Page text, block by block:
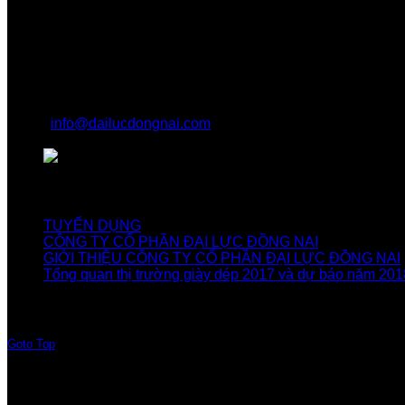
info@dailucdongnai.com
TUYỂN DỤNG
CÔNG TY CỔ PHẦN ĐẠI LỰC ĐỒNG NAI
GIỚI THIỆU CÔNG TY CỔ PHẦN ĐẠI LỰC ĐỒNG NAI
Tổng quan thị trường giày dép 2017 và dự báo năm
Goto Top